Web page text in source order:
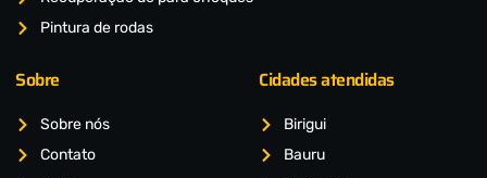
Pintura de rodas
Sobre
Sobre nós
Contato
Cidades atendidas
Birigui
Bauru